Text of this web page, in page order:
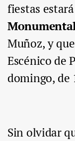
fiestas
Muñoz, y
Escénico de
domingo, de
Sin olvidar